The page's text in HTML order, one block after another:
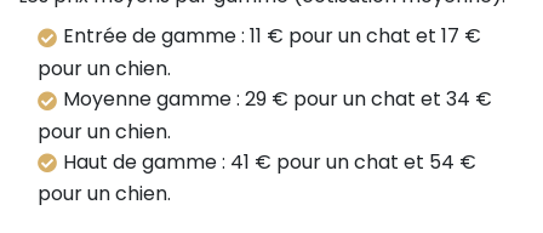
Entrée de gamme : 11 € pour un chat et 17 €
pour un chien.
Moyenne gamme : 29 € pour un chat et 34 €
pour un chien.
Haut de gamme : 41 € pour un chat et 54 €
pour un chien.